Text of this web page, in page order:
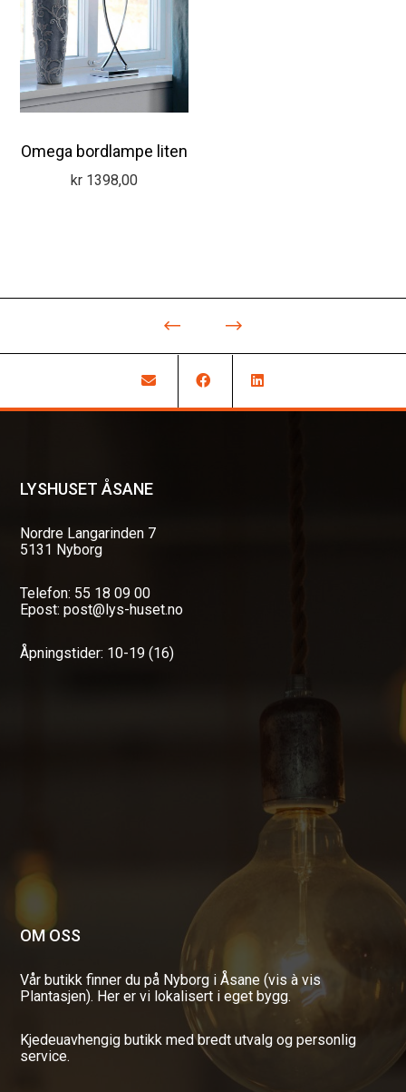
Omega bordlampe liten
kr 1398,00
LYSHUSET ÅSANE
Nordre Langarinden 7
5131 Nyborg
Telefon: 55 18 09 00
Epost: post@lys-huset.no
Åpningstider: 10-19 (16)
OM OSS
Vår butikk finner du på Nyborg i Åsane (vis à vis
Plantasjen). Her er vi lokalisert i eget bygg.
Kjedeuavhengig butikk med bredt utvalg og personlig
service.